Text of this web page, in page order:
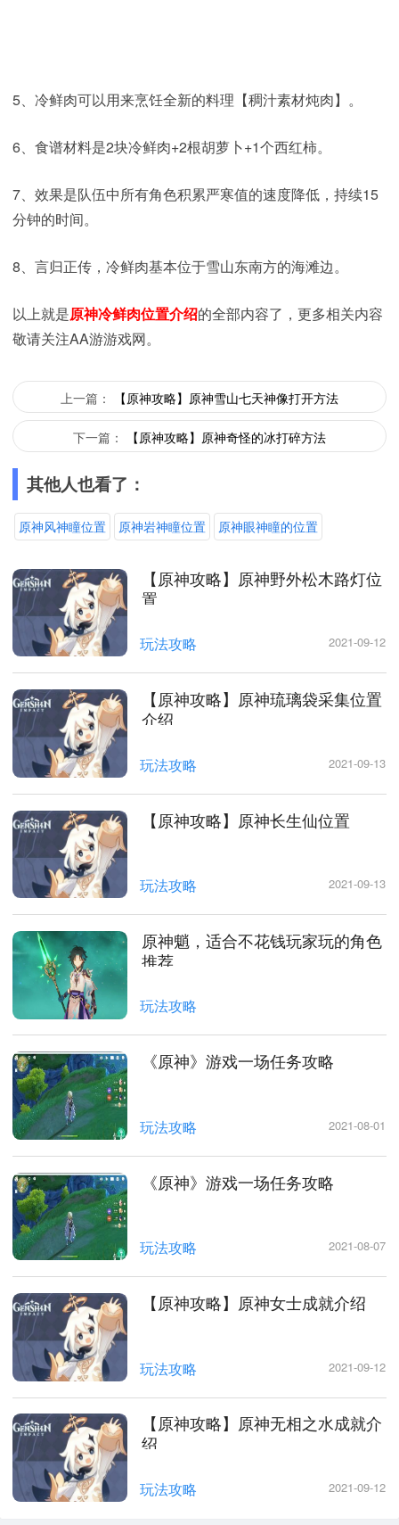
5、冷鲜肉可以用来烹饪全新的料理【稠汁素材炖肉】。
6、食谱材料是2块冷鲜肉+2根胡萝卜+1个西红柿。
7、效果是队伍中所有角色积累严寒值的速度降低，持续15
分钟的时间。
8、言归正传，冷鲜肉基本位于雪山东南方的海滩边。
以上就是原神冷鲜肉位置介绍的全部内容了，更多相关内容
敬请关注AA游游戏网。
上一篇： 【原神攻略】原神雪山七天神像打开方法
下一篇： 【原神攻略】原神奇怪的冰打碎方法
其他人也看了：
原神风神瞳位置 原神岩神瞳位置 原神眼神瞳的位置
【原神攻略】原神野外松木路灯位
置
玩法攻略 2021-09-12
【原神攻略】原神琉璃袋采集位置
介绍
玩法攻略 2021-09-13
【原神攻略】原神长生仙位置
玩法攻略 2021-09-13
原神魈，适合不花钱玩家玩的角色
推荐
玩法攻略
《原神》游戏一场任务攻略
玩法攻略 2021-08-01
《原神》游戏一场任务攻略
玩法攻略 2021-08-07
【原神攻略】原神女士成就介绍
玩法攻略 2021-09-12
【原神攻略】原神无相之水成就介
绍
玩法攻略 2021-09-12